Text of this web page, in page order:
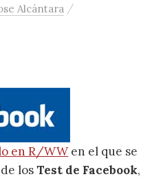
Alcántara /
en R/WWen el que se
losTest de Facebook,